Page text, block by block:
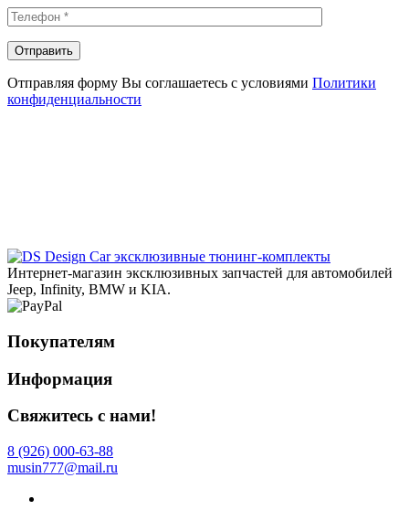
Отправляя форму Вы соглашаетесь с условиями Политики
конфиденциальности
эксклюзивные тюнинг-комплекты
Интернет-магазин эксклюзивных запчастей для автомобилей
Jeep, Infinity, BMW и KIA.
Покупателям
Информация
Свяжитесь с нами!
8 (926) 000-63-88
musin777@mail.ru